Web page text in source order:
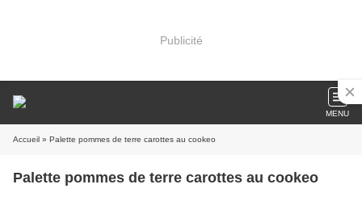
Publicité
MENU
Accueil » Palette pommes de terre carottes au cookeo
Palette pommes de terre carottes au cookeo